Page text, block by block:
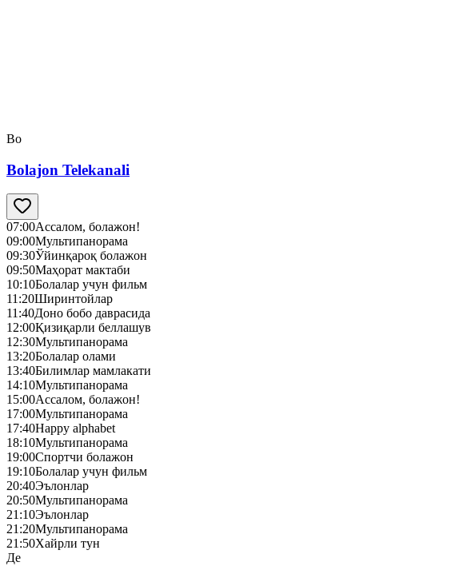
Bo
Bolajon Telekanali
07:00Ассалом, болажон!
09:00Мультипанорама
09:30Ўйинқароқ болажон
09:50Маҳорат мактаби
10:10Болалар учун фильм
11:20Ширинтойлар
11:40Доно бобо даврасида
12:00Қизиқарли беллашув
12:30Мультипанорама
13:20Болалар олами
13:40Билимлар мамлакати
14:10Мультипанорама
15:00Ассалом, болажон!
17:00Мультипанорама
17:40Happy alphabet
18:10Мультипанорама
19:00Спортчи болажон
19:10Болалар учун фильм
20:40Эълонлар
20:50Мультипанорама
21:10Эълонлар
21:20Мультипанорама
21:50Хайрли тун
Де